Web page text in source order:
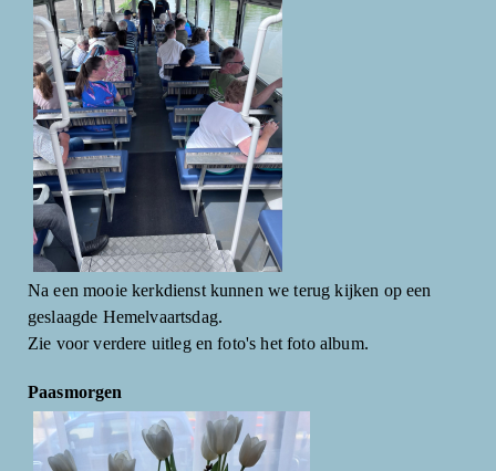
Na een mooie kerkdienst kunnen we terug kijken op een
geslaagde Hemelvaartsdag.
Zie voor verdere uitleg en foto's het foto album.
Paasmorgen